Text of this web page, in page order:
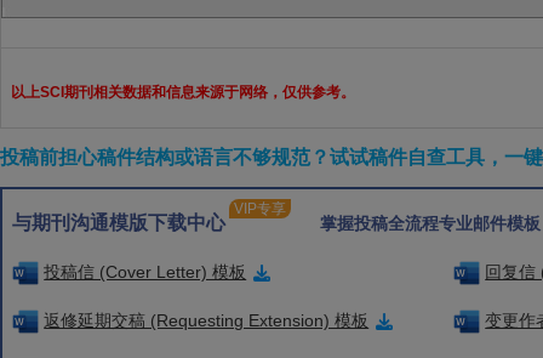
以上SCI期刊相关数据和信息来源于网络，仅供参考。
投稿前担心稿件结构或语言不够规范？试试稿件自查工具，一
与期刊沟通模版下载中心
VIP专享
掌握投稿全流程专业邮件模
投稿信 (Cover Letter) 模板 回复信
返修延期交稿 (Requesting Extension) 模板 变更作